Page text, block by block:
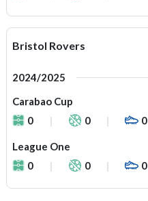
Bristol Rovers
2024/2025
Carabao Cup
0
0 0
League One
0
0 0